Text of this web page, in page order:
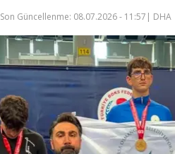
Son Güncellenme: 08.07.2026 - 11:57 | DHA